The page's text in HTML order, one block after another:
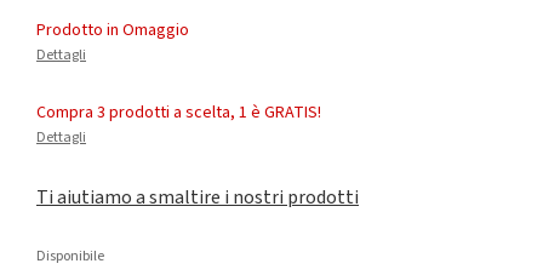
Prodotto in Omaggio
Dettagli
Compra 3 prodotti a scelta, 1 è GRATIS!
Dettagli
Ti aiutiamo a smaltire i nostri prodotti
Disponibile